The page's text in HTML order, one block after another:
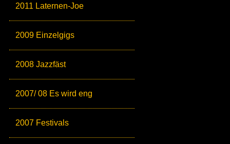
2011 Laternen-Joe
2009 Einzelgigs
2008 Jazzfäst
2007/ 08 Es wird eng
2007 Festivals